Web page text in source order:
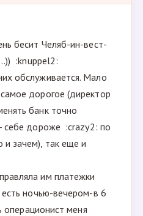
бесит Челяб-ин-вест-
:knuppel2:
обслуживается. Мало
дорогое (директор
банк точно
себе дороже :crazy2: по
и зачем), так еще и
им платежки
есть ночью-вечером-в 6
операционист меня